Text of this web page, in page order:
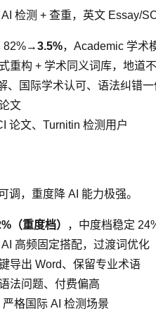
检测 + 查重，英文 Essay/
82%→3.5%，Academic 学术
重构 + 学术同义词库，地道
、国际学术认可、语法纠错一
文
论文、Turnitin 检测用户
调，重度降 AI 能力极强。
（重度档）
，中度档稳定
高频固定搭配，过渡词优化
导出 Word、保留专业术语
法问题、付费偏高
格国际 AI 检测场景